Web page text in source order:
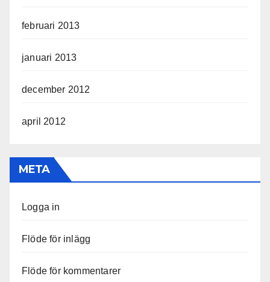
februari 2013
januari 2013
december 2012
april 2012
META
Logga in
Flöde för inlägg
Flöde för kommentarer